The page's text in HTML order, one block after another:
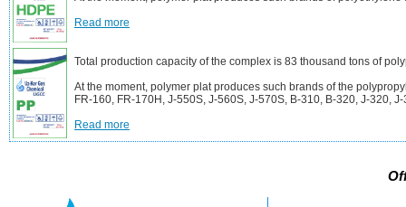
Read more
Total production capacity of the complex is 83 thousand tons of
At the moment, polymer plat produces such brands of the
FR-160, FR-170H, J-550S, J-560S, J-570S, B-310, B-320, J-320,
Read more